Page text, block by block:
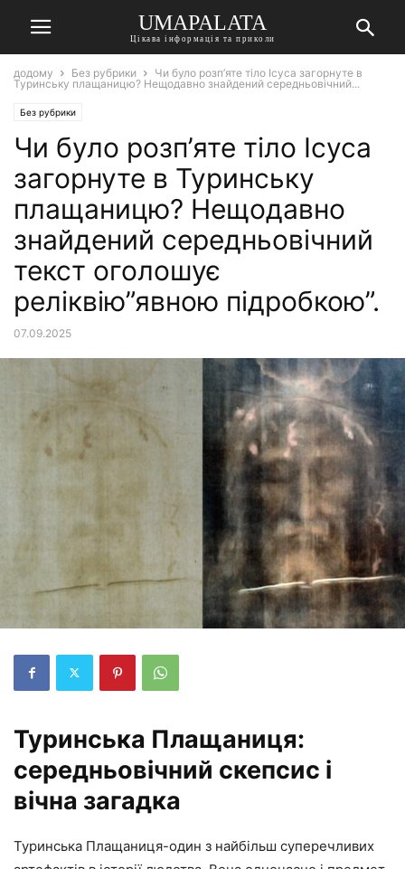
UMAPALATA
Цікава інформація та приколи
додому Без рубрики
Чи було розп’яте тіло Ісуса загорнуте в
Туринську плащаницю? Нещодавно знайдений середньовічний...
Без рубрики
Чи було розп’яте тіло Ісуса
загорнуте в Туринську
плащаницю? Нещодавно
знайдений середньовічний
текст оголошує
реліквію”явною підробкою”.
07.09.2025
Туринська Плащаниця:
середньовічний скепсис і
вічна загадка
Туринська Плащаниця-один з найбільш суперечливих